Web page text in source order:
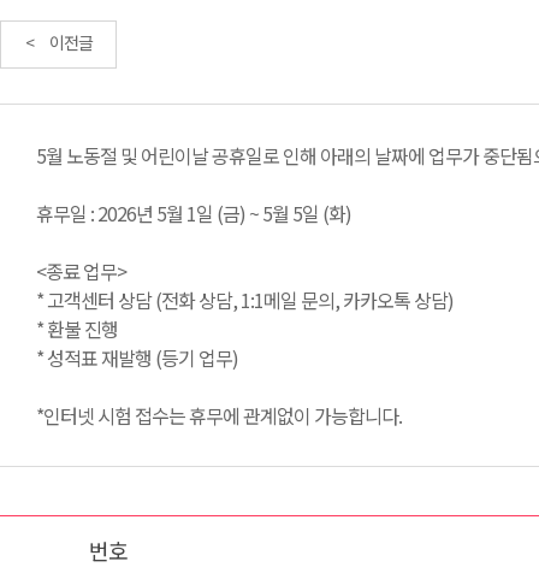
< 이전글
5월 노동절 및 어린이날 공휴일로 인해 아래의 날짜에 업무가 중단
휴무일 : 2026년 5월 1일 (금) ~ 5월 5일 (화)
<종료 업무>
* 고객센터 상담 (전화 상담, 1:1메일 문의, 카카오톡 상담)
* 환불 진행
* 성적표 재발행 (등기 업무)
*인터넷 시험 접수는 휴무에 관계없이 가능합니다.
번호